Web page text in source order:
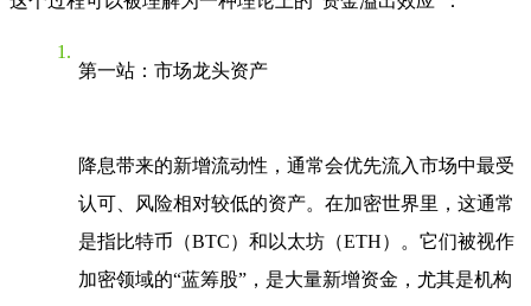
第一站：市场龙头资产
降息带来的新增流动性，通常会优先流入市场中最受
认可、风险相对较低的资产。在加密世界里，这通常
是指比特币（BTC）和以太坊（ETH）。它们被视作
加密领域的“蓝筹股”，是大量新增资金，尤其是机构